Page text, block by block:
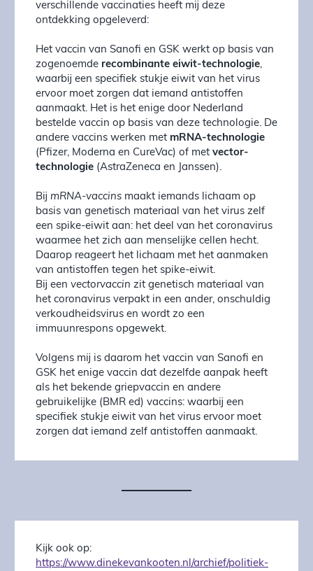
verschillende vaccinaties heeft mij deze
ontdekking opgeleverd:
Het vaccin van Sanofi en GSK werkt op basis van
zogenoemde recombinante eiwit-technologie,
waarbij een specifiek stukje eiwit van het virus
ervoor moet zorgen dat iemand antistoffen
aanmaakt. Het is het enige door Nederland
bestelde vaccin op basis van deze technologie. De
andere vaccins werken met mRNA-technologie
(Pfizer, Moderna en CureVac) of met vector-
technologie (AstraZeneca en Janssen).
Bij mRNA-vaccins maakt iemands lichaam op
basis van genetisch materiaal van het virus zelf
een spike-eiwit aan: het deel van het coronavirus
waarmee het zich aan menselijke cellen hecht.
Daarop reageert het lichaam met het aanmaken
van antistoffen tegen het spike-eiwit.
Bij een vectorvaccin zit genetisch materiaal van
het coronavirus verpakt in een ander, onschuldig
verkoudheidsvirus en wordt zo een
immuunrespons opgewekt.
Volgens mij is daarom het vaccin van Sanofi en
GSK het enige vaccin dat dezelfde aanpak heeft
als het bekende griepvaccin en andere
gebruikelijke (BMR ed) vaccins: waarbij een
specifiek stukje eiwit van het virus ervoor moet
zorgen dat iemand zelf antistoffen aanmaakt.
Kijk ook op:
https://www.dinekevankooten.nl/archief/politiek-